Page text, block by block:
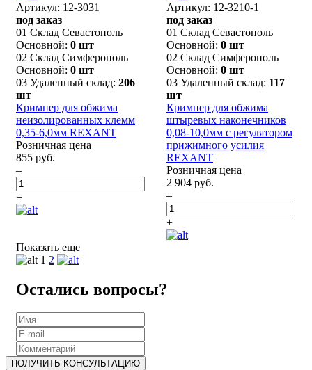
Артикул: 12-3031
под заказ
01 Склад Севастополь
Основной: 0 шт
02 Склад Симферополь
Основной: 0 шт
03 Удаленный склад: 206
шт
Кримпер для обжима
неизолированных клемм
0,35-6,0мм REXANT
Розничная цена
855 руб.
–
+
Артикул: 12-3210-1
под заказ
01 Склад Севастополь
Основной: 0 шт
02 Склад Симферополь
Основной: 0 шт
03 Удаленный склад: 117
шт
Кримпер для обжима
штыревых наконечников
0,08-10,0мм с регулятором
прижимного усилия
REXANT
Розничная цена
2 904 руб.
–
+
Показать еще
1 2
Остались вопросы?
ПОЛУЧИТЬ КОНСУЛЬТАЦИЮ